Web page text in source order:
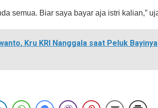
semua. Biar saya bayar aja istri kalian,”
Kru KRI Nanggala saat Peluk Bayinya